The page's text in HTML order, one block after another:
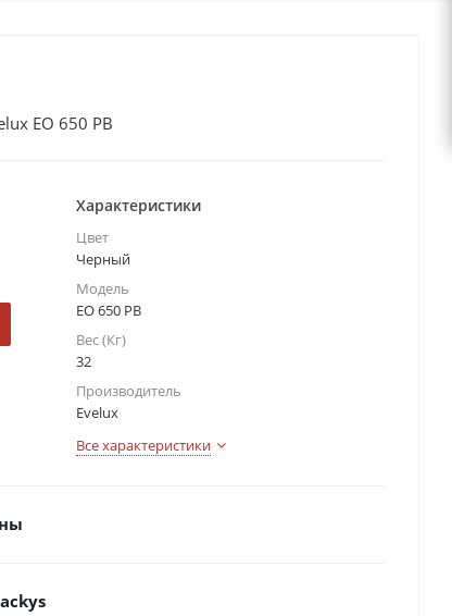
EO 650 PB
Характеристики
Цвет
Черный
Модель
EO 650 PB
Вес (Кг)
32
Производитель
Evelux
Все характеристики